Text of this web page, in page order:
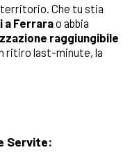
Che tu stia
a Ferrarao abbia
raggiungibile
ritiro last-minute, la
Servite: